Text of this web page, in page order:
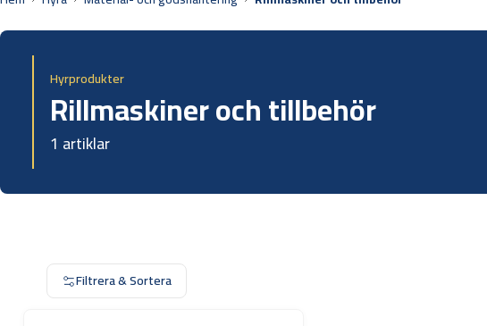
Hyrprodukter
Rillmaskiner och tillbehör
1 artiklar
Filtrera & Sortera